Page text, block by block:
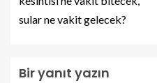
sular ne vakit gelecek?
Bir yanıt yazın